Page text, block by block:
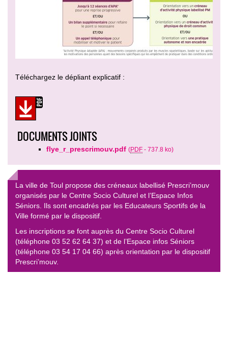
Téléchargez le dépliant explicatif :
DOCUMENTS JOINTS
flye_r_prescrimouv.pdf (PDF - 737.8 ko)
La ville de Toul propose des créneaux labellisé Prescri’mouv
organisés par le Centre Socio Culturel et l’Espace Infos
Séniors. Ils sont encadrés par les Educateurs Sportifs de la
Ville formé par le dispositif.
Les inscriptions se font auprès du Centre Socio Culturel
(téléphone 03 52 62 64 37) et de l’Espace infos Séniors
(téléphone 03 54 17 04 66) après orientation par le dispositif
Prescri’mouv.